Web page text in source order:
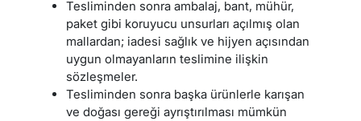
Tesliminden sonra ambalaj, bant, mühür,
paket gibi koruyucu unsurları açılmış olan
mallardan; iadesi sağlık ve hijyen açısından
uygun olmayanların teslimine ilişkin
sözleşmeler.
Tesliminden sonra başka ürünlerle karışan
ve doğası gereği ayrıştırılması mümkün